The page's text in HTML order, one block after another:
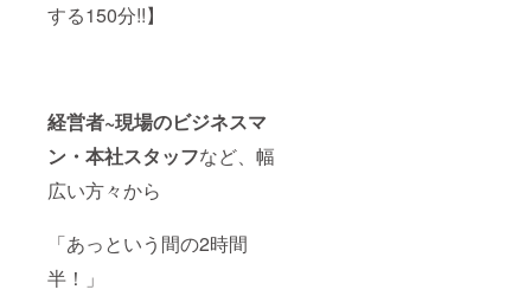
する150分!!】
経営者~現場のビジネスマ
ン・本社スタッフなど、幅
広い方々から
「あっという間の2時間
半！」